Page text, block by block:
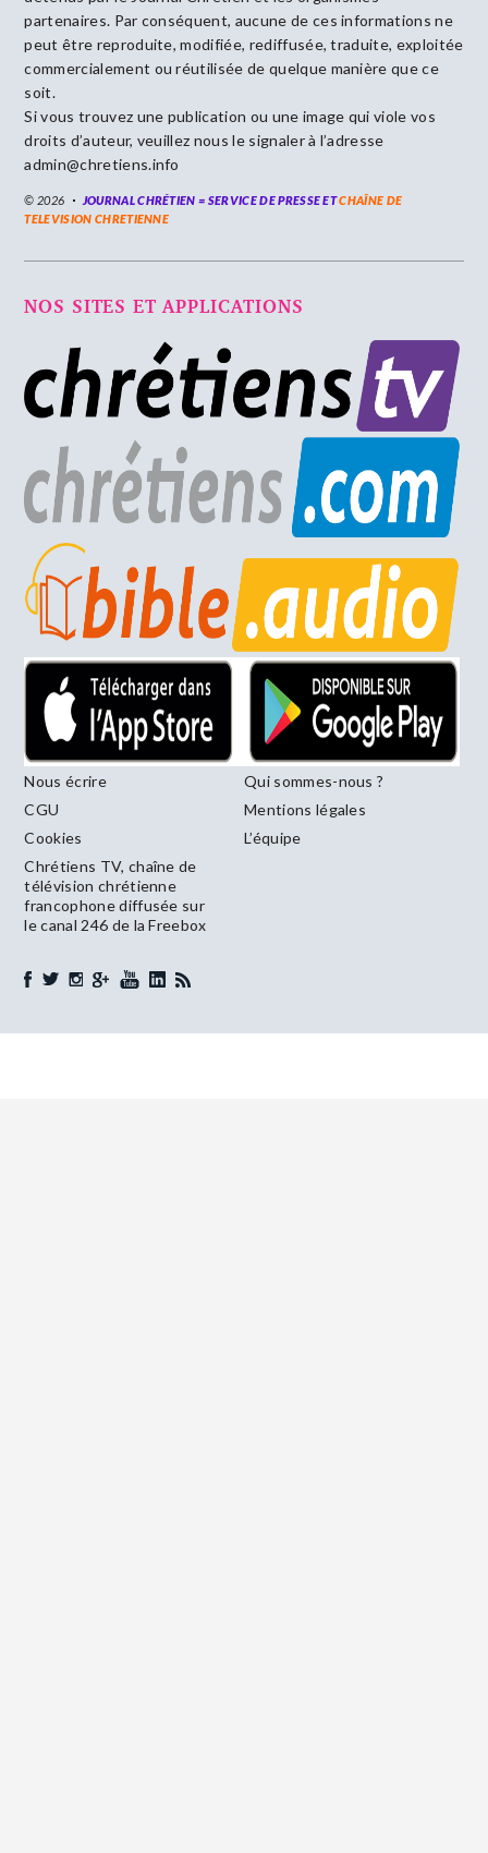
partenaires. Par conséquent, aucune de ces informations ne
peut être reproduite, modifiée, rediffusée, traduite, exploitée
commercialement ou réutilisée de quelque manière que ce
soit.
Si vous trouvez une publication ou une image qui viole vos
droits d’auteur, veuillez nous le signaler à l’adresse
admin@chretiens.info
© 2026 JOURNAL CHRÉTIEN = SERVICE DE PRESSE ETCHAÎNE DE
TELEVISION CHRETIENNE
NOS SITES ET APPLICATIONS
Nous écrire
Qui sommes-nous ?
CGU
Mentions légales
Cookies
L’équipe
Chrétiens TV, chaîne de
télévision chrétienne
francophone diffusée sur
le canal 246 de la Freebox